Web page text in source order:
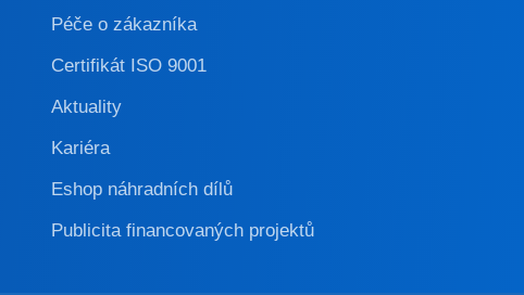
Péče o zákazníka
Certifikát ISO 9001
Aktuality
Kariéra
Eshop náhradních dílů
Publicita financovaných projektů